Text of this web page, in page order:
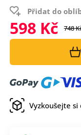
Přidat do
598 Kč 748
Vyzkoušejte